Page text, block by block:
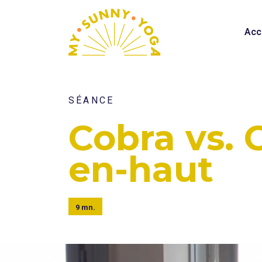
SÉANCE
Cobra vs.
en-haut
9 mn.